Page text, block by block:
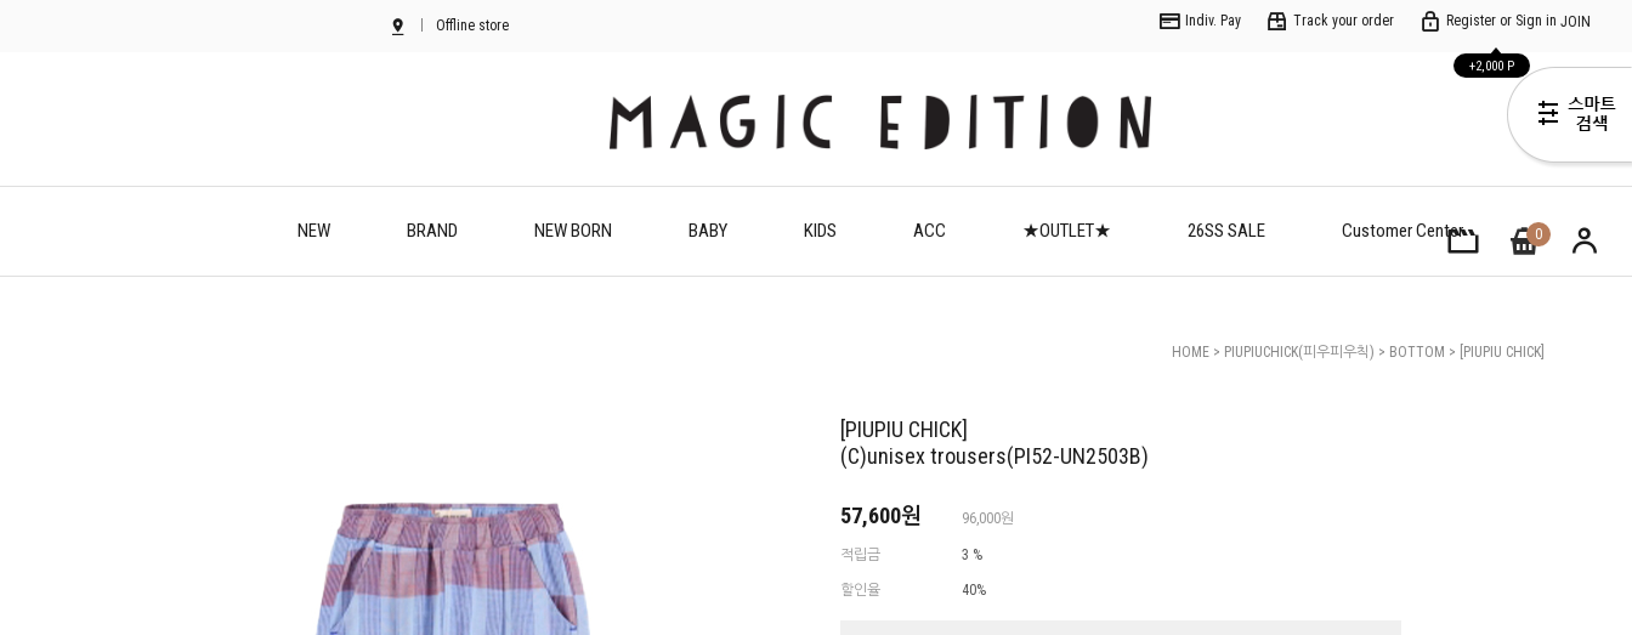
Offline store Indiv. Pay Track your order Register or Sign in JOIN
+2,000 P
NEW BRAND NEW BORN BABY KIDS ACC ★OUTLET★ 26SS SALE Customer Center 0
HOME > PIUPIUCHICK(피우피우칙) > BOTTOM > [PIUPIU CHICK]
[PIUPIU CHICK]
(C)unisex trousers(PI52-UN2503B)
57,600원 96,000원
적립금 3 %
할인율 40%